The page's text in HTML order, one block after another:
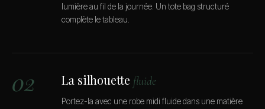
lumière au fil de la journée. Un tote bag structuré
complète le tableau.
02 La silhouette fluide
Portez-la avec une robe midi fluide dans une matière